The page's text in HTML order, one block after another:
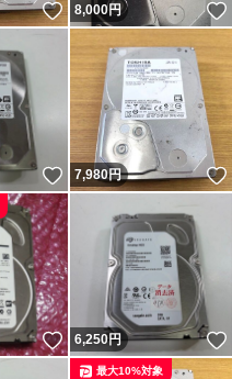
いいね！
8,000円
いいね！
7,980円
いいね！
6,250円
最大10%対象